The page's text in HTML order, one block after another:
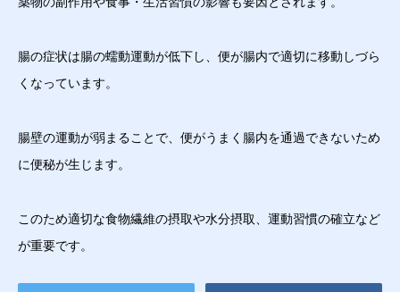
腸の症状は腸の蠕動運動が低下し、便が腸内で適切に移動しづら
くなっています。
腸壁の運動が弱まることで、便がうまく腸内を通過できないため
に便秘が生じます。
このため適切な食物繊維の摂取や水分摂取、運動習慣の確立など
が重要です。